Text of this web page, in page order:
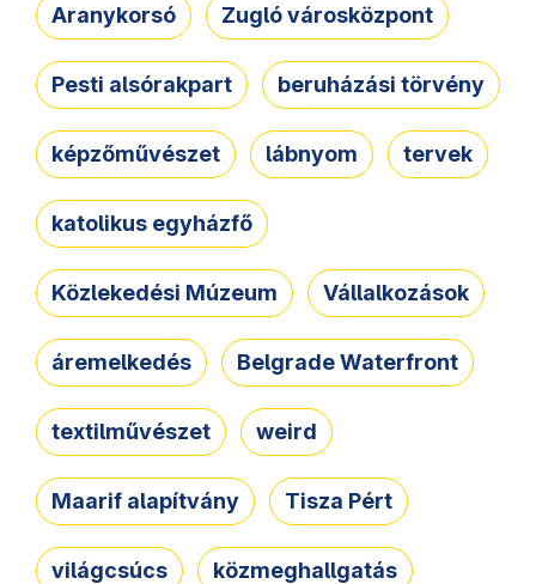
Aranykorsó Zugló városközpont
Pesti alsórakpart beruházási törvény
képzőművészet lábnyom tervek
katolikus egyházfő
Közlekedési Múzeum Vállalkozások
áremelkedés Belgrade Waterfront
textilművészet weird
Maarif alapítvány Tisza Pért
világcsúcs közmeghallgatás